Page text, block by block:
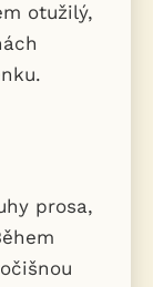
otužilý,
prosa,